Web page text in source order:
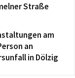
Straße
am
an
in Dölzig